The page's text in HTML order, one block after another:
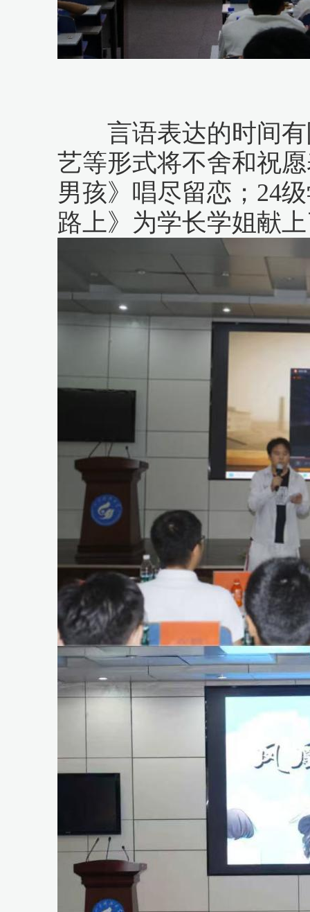
言语表达的时间有
艺等形式将不舍和祝
男孩》唱尽留恋；24
路上》为学长学姐献